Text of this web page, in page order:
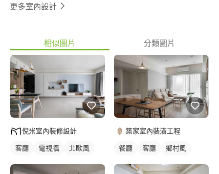
更多室內設計
相似圖片 分類圖片
倪米室內裝修設計
客廳 電視牆 北歐風
築家室內裝潢工程
餐廳 客廳 鄉村風